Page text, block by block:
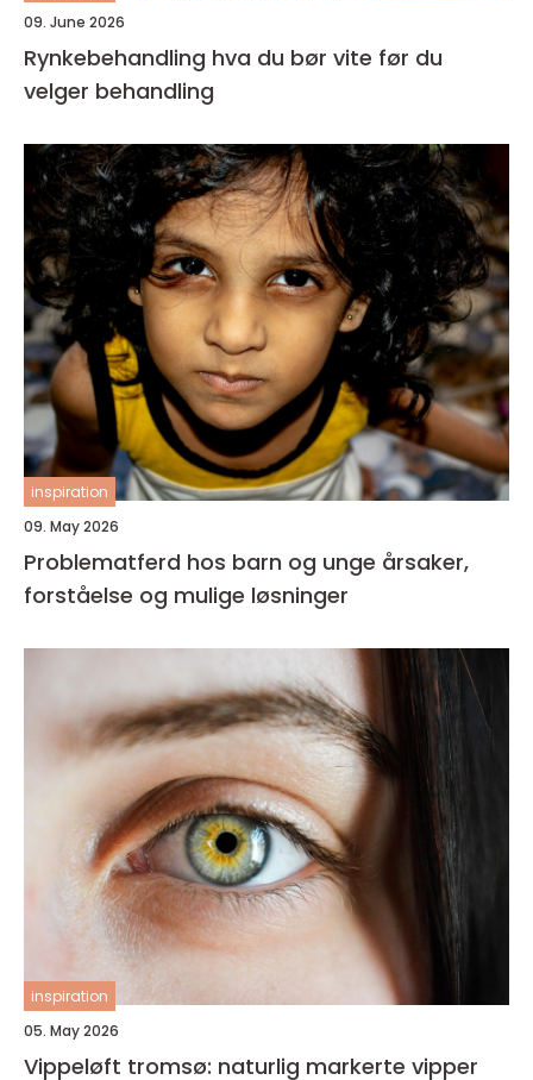
09. June 2026
Rynkebehandling hva du bør vite før du
velger behandling
inspiration
09. May 2026
Problematferd hos barn og unge årsaker,
forståelse og mulige løsninger
inspiration
05. May 2026
Vippeløft tromsø: naturlig markerte vipper